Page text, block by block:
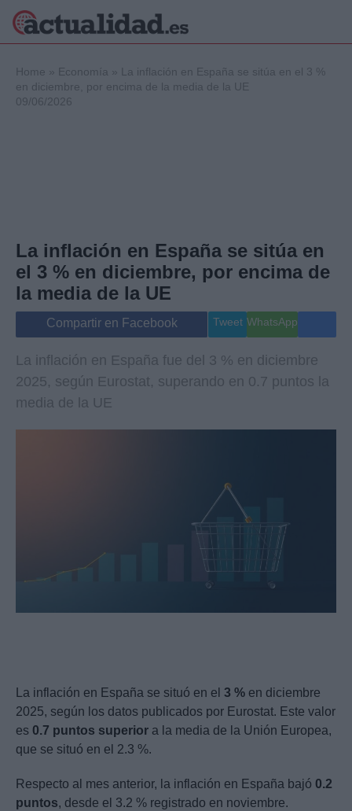
Internacional
Viajes
Gente
Musica
Home » Economía »
La inflación en España se sitúa en el 3 %
en diciembre, por encima de la media de la UE
09/06/2026
La inflación en España se sitúa en
el 3 % en diciembre, por encima de
la media de la UE
Compartir en Facebook Tweet WhatsApp
La inflación en España fue del 3 % en diciembre
2025, según Eurostat, superando en 0.7 puntos la
media de la UE
La inflación en España se situó en el 3 % en diciembre
2025, según los datos publicados por Eurostat. Este valor
es 0.7 puntos superior a la media de la Unión Europea,
que se situó en el 2.3 %.
Respecto al mes anterior, la inflación en España bajó 0.2
puntos, desde el 3.2 % registrado en noviembre.